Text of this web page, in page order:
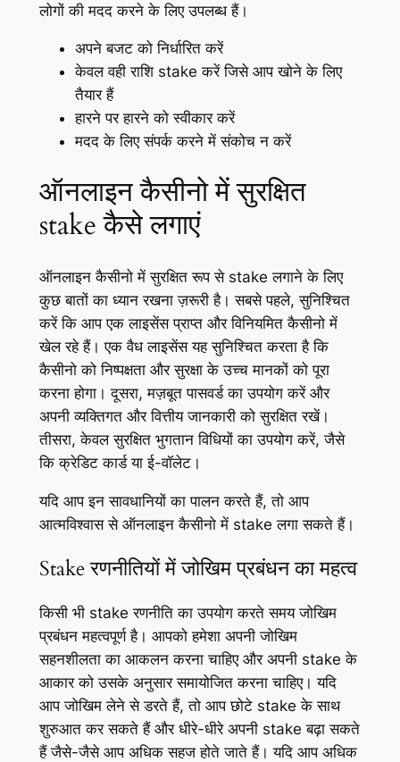
लोगों की मदद करने के लिए उपलब्ध हैं।
अपने बजट को निर्धारित करें
केवल वही राशि stake करें जिसे आप खोने के लिए
तैयार हैं
हारने पर हारने को स्वीकार करें
मदद के लिए संपर्क करने में संकोच न करें
ऑनलाइन कैसीनो में सुरक्षित
stake कैसे लगाएं
ऑनलाइन कैसीनो में सुरक्षित रूप से stake लगाने के लिए
कुछ बातों का ध्यान रखना ज़रूरी है। सबसे पहले, सुनिश्चित
करें कि आप एक लाइसेंस प्राप्त और विनियमित कैसीनो में
खेल रहे हैं। एक वैध लाइसेंस यह सुनिश्चित करता है कि
कैसीनो को निष्पक्षता और सुरक्षा के उच्च मानकों को पूरा
करना होगा। दूसरा, मज़बूत पासवर्ड का उपयोग करें और
अपनी व्यक्तिगत और वित्तीय जानकारी को सुरक्षित रखें।
तीसरा, केवल सुरक्षित भुगतान विधियों का उपयोग करें, जैसे
कि क्रेडिट कार्ड या ई-वॉलेट।
यदि आप इन सावधानियों का पालन करते हैं, तो आप
आत्मविश्वास से ऑनलाइन कैसीनो में stake लगा सकते हैं।
Stake रणनीतियों में जोखिम प्रबंधन का महत्व
किसी भी stake रणनीति का उपयोग करते समय जोखिम
प्रबंधन महत्वपूर्ण है। आपको हमेशा अपनी जोखिम
सहनशीलता का आकलन करना चाहिए और अपनी stake के
आकार को उसके अनुसार समायोजित करना चाहिए। यदि
आप जोखिम लेने से डरते हैं, तो आप छोटे stake के साथ
शुरुआत कर सकते हैं और धीरे-धीरे अपनी stake बढ़ा सकते
हैं जैसे-जैसे आप अधिक सहज होते जाते हैं। यदि आप अधिक